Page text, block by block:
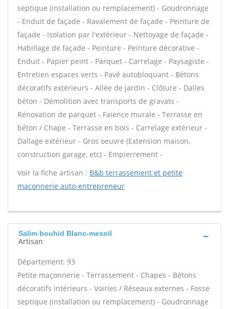
septique (installation ou remplacement) - Goudronnage
- Enduit de façade - Ravalement de façade - Peinture de
façade - Isolation par l'extérieur - Nettoyage de façade -
Habillage de façade - Peinture - Peinture décorative -
Enduit - Papier peint - Parquet - Carrelage - Paysagiste -
Entretien espaces verts - Pavé autobloquant - Bétons
décoratifs extérieurs - Allée de jardin - Clôture - Dalles
béton - Démolition avec transports de gravats -
Rénovation de parquet - Faïence murale - Terrasse en
béton / Chape - Terrasse en bois - Carrelage extérieur -
Dallage extérieur - Gros oeuvre (Extension maison,
construction garage, etc) - Empierrement -
Voir la fiche artisan : B&b terrassement et petite
maconnerie auto-entrepreneur
Salim bouhid Blanc-mesnil
Artisan
Département: 93
Petite maçonnerie - Terrassement - Chapes - Bétons
décoratifs intérieurs - Voiries / Réseaux externes - Fosse
septique (installation ou remplacement) - Goudronnage